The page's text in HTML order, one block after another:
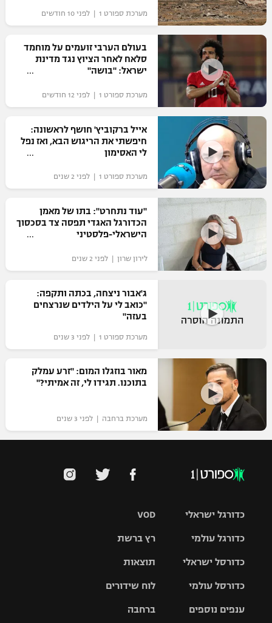
מערכת ספורט 1 | לפני 10 חודשים
בעולם הערבי זועמים על מוחמד
סלאח לאחר הציוץ נגד מדינת
ישראל: "בושה"
מערכת ספורט 1 | לפני 12 חודשים
אייל ברקוביץ' חושף לראשונה:
חיפשתי את הריגוש הבא, ואז נפל
לי האסימון
מערכת ספורט 1 | לפני 2 שנים
"עוד נתחרט": בתו של מאמן
הכדורגל האגדי תפסה צד בסכסוך
הישראלי-פלסטיני‎
לירון שרון | לפני 2 שנים
ג'אבור ניצחה, בכתה ותקפה:
"כואב לי על הילדים שנרצחים
בעזה"
מערכת ספורט 1 | לפני 3 שנים
מאור בוזגלו המום: "זרע עמלק
בתוכנו. תגידו לי, זה אמיתי?"
מערכת ברחבה | לפני 3 שנים
VOD
רץ ברשת
תוצאות
לוח שידורים
ברחבה
כדורגל ישראלי
גביע הטוטו
כדורגל עולמי
האלופות
ליגה
כדורסל ישראלי
סל
כדורסל עולמי
ענפים נוספים